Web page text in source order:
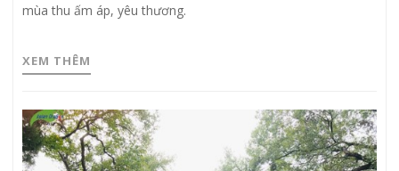
mùa thu ấm áp, yêu thương.
XEM THÊM